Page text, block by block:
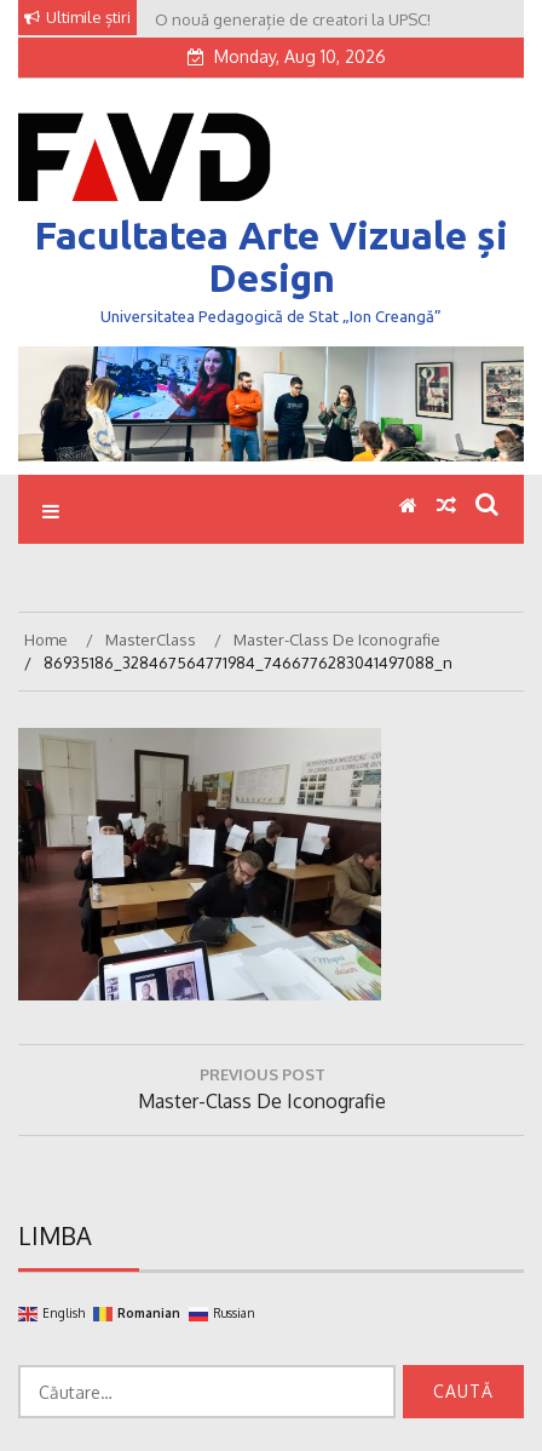
Skip
content
Ultimile știri O nouă generație de creatori la UPSC!
Monday, Aug 10, 2026
Facultatea Arte Vizuale și
Design
Universitatea Pedagogică de Stat „Ion Creangă”
Home MasterClass
Master-Class De Iconografie
86935186_328467564771984_7466776283041497088_n
PREVIOUS POST
Previous
Post:
Master-Class De Iconografie
LIMBA
English Romanian Russian